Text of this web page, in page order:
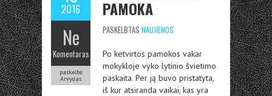
2016
Ne
Komentaras
paskelbė
Arvydas
PAMOKA
PASKELBTAS NAUJIENOS
Po ketvirtos pamokos vakar
mokykloje vyko lytinio švietimo
paskaita. Per ją buvo pristatyta,
iš kur atsiranda vaikai, kas yra